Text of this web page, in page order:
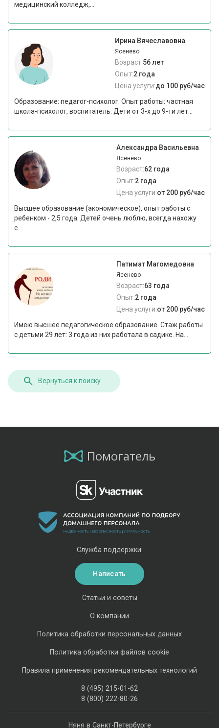
медицинский колледж,...
Ирина Вячеславовна
Ясенево
Возраст:56 лет
Опыт:2 года
Цена услуги:до 100 руб/час
Образование: педагог-психолог. Опыт работы: частная
школа-психолог, воспитатель. Дети от 3-х до 9-ти лет...
Александра Васильевна
Ясенево
Возраст:62 года
Опыт:2 года
Цена услуги:от 200 руб/час
Высшее образование (экономическое), опыт работы с
ребенком - 2,5 года. Детей очень люблю, всегда нахожу
с...
Патимат Магомедовна
Ясенево
Возраст:63 года
Опыт:2 года
Цена услуги:от 200 руб/час
Имею высшее педагогическое образование. Стаж работы
с детьми 29 лет: 3 года из них работала в садике. На...
Вернуться к поиску
Помогатель
Няня в Санкт-Петербурге
Статьи и советы
О компании
Политика обработки персональных данных
Политика обработки файлов cookie
Правила применения рекомендательных технологий
8 (495) 215-01-62
8 (800) 222-80-26
Служба поддержки:
Написать